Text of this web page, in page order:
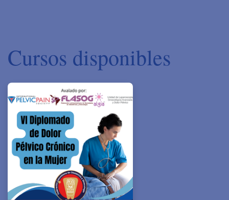
Cursos disponibles